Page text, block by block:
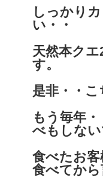
しっかり
い・・
天然本ク
す。
是非・・
もう毎年
べもしな
食べたお
食べてか